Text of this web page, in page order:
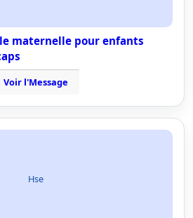
maternelle pour enfants
Voir l'Message
Hse